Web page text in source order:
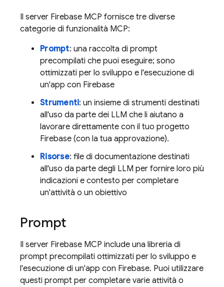
Il server Firebase MCP fornisce tre diverse
categorie di funzionalità MCP:
Prompt: una raccolta di prompt
precompilati che puoi eseguire; sono
ottimizzati per lo sviluppo e l'esecuzione di
un'app con Firebase
Strumenti: un insieme di strumenti destinati
all'uso da parte dei LLM che li aiutano a
lavorare direttamente con il tuo progetto
Firebase (con la tua approvazione).
Risorse: file di documentazione destinati
all'uso da parte degli LLM per fornire loro più
indicazioni e contesto per completare
un'attività o un obiettivo
Prompt
Il server Firebase MCP include una libreria di
prompt precompilati ottimizzati per lo sviluppo e
l'esecuzione di un'app con Firebase. Puoi utilizzare
questi prompt per completare varie attività o